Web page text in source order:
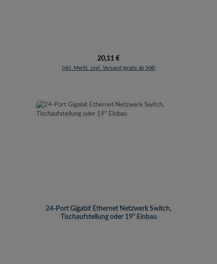
Regulärer Preis:
20,11 €
inkl. MwSt. zzgl. Versand (gratis ab 50€)
24-Port Gigabit Ethernet Netzwerk Switch,
Tischaufstellung oder 19" Einbau